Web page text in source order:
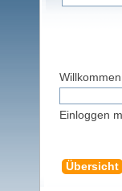
Willkommen
Einloggen
Übersicht